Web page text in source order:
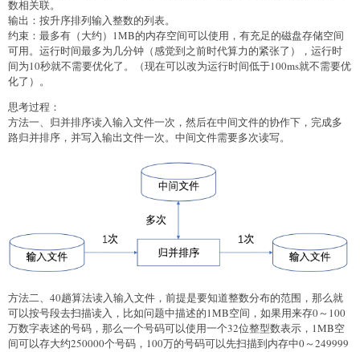
数相关联。
输出：按升序排列输入整数的列表。
约束：最多有（大约）1MB的内存空间可以使用，有充足的磁盘存储空间
可用。运行时间最多为几分钟（感觉到之前时代算力的紧张了），运行时
间为10秒就不需要优化了。（现在可以改为运行时间低于100ms就不需要优
化了）。
思考过程：
方法一、归并排序读入输入文件一次，然后在中间文件的协作下，完成多
路归并排序，并写入输出文件一次。中间文件需要多次读写。
方法二、40趟算法读入输入文件，前提是要知道整数分布的范围，那么就
可以按号段去扫描读入，比如问题中描述的1MB空间，如果用来存0～100
万数字表述的号码，那么一个号码可以使用一个32位整型数表示，1MB空
间可以存大约250000个号码，100万的号码可以先扫描到内存中0～249999